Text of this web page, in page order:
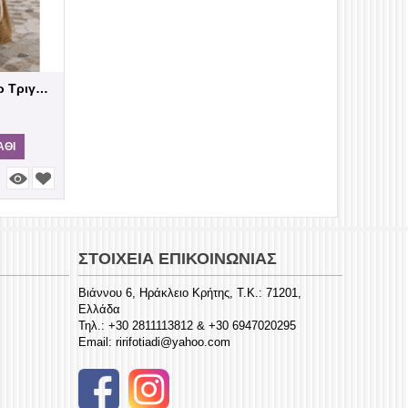
Χειροποίητο Μοχέρ Τριγωνικό Σάλι με Πλεκτ...
ΣΤΟΙΧΕΊΑ ΕΠΙΚΟΙΝΩΝΊΑΣ
Βιάννου 6, Ηράκλειο Κρήτης, Τ.Κ.: 71201,
Ελλάδα
Τηλ.: +30 2811113812 & +30 6947020295
Email: ririfotiadi@yahoo.com